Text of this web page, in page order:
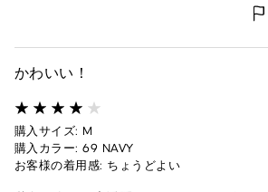
かわいい！
購入サイズ: M
購入カラー: 69 NAVY
お客様の着用感: ちょうどよい